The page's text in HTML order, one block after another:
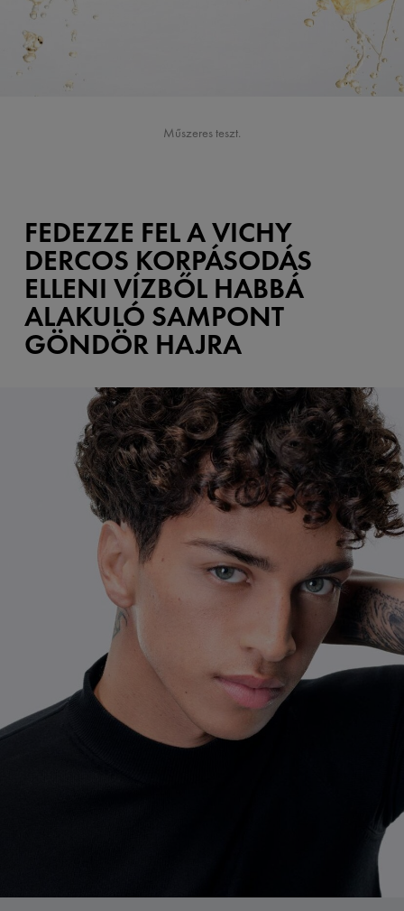
Műszeres teszt.
FEDEZZE FEL A VICHY
DERCOS KORPÁSODÁS
ELLENI VÍZBŐL HABBÁ
ALAKULÓ SAMPONT
GÖNDÖR HAJRA